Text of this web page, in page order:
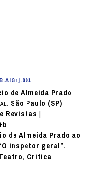
de Almeida Prado
São Paulo (SP)
Revistas |
de Almeida Prado ao
inspetor geral”.
Crítica